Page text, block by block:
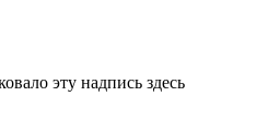
эту надпись здесь